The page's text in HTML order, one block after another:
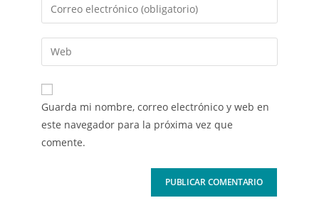
Guarda mi nombre, correo electrónico y web en
este navegador para la próxima vez que
comente.